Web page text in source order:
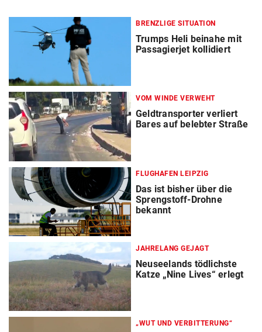
BRENZLIGE SITUATION
Trumps Heli beinahe mit
Passagierjet kollidiert
VOM WINDE VERWEHT
Geldtransporter verliert
Bares auf belebter Straße
FLUGHAFEN LEIPZIG
Das ist bisher über die
Sprengstoff-Drohne
bekannt
JAHRELANG GEJAGT
Neuseelands tödlichste
Katze „Nine Lives“ erlegt
„WUT UND VERBITTERUNG“